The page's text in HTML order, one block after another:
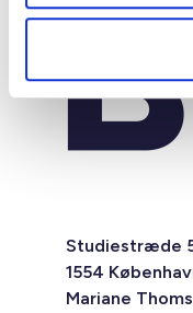
Studiestræde
1554
Mariane